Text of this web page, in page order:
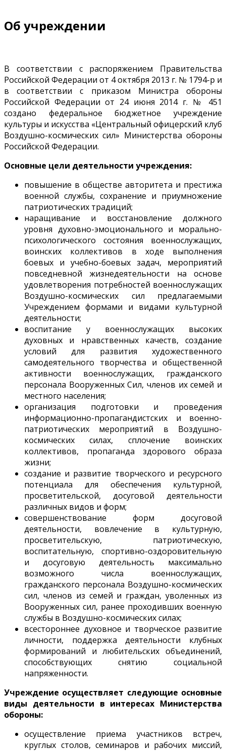
Об учреждении
В соответствии с распоряжением Правительства
Российской Федерации от 4 октября 2013 г. № 1794-р и
в соответствии с приказом Министра обороны
Российской Федерации от 24 июня 2014 г. № 451
создано федеральное бюджетное учреждение
культуры и искусства «Центральный офицерский клуб
Воздушно-космических сил» Министерства обороны
Российской Федерации.
Основные цели деятельности учреждения:
повышение в обществе авторитета и престижа
военной службы, сохранение и приумножение
патриотических традиций;
наращивание и восстановление должного
уровня духовно-эмоционального и морально-
психологического состояния военнослужащих,
воинских коллективов в ходе выполнения
боевых и учебно-боевых задач, мероприятий
повседневной жизнедеятельности на основе
удовлетворения потребностей военнослужащих
Воздушно-космических сил предлагаемыми
Учреждением формами и видами культурной
деятельности;
воспитание у военнослужащих высоких
духовных и нравственных качеств, создание
условий для развития художественного
самодеятельного творчества и общественной
активности военнослужащих, гражданского
персонала Вооруженных Сил, членов их семей и
местного населения;
организация подготовки и проведения
информационно-пропагандистских и военно-
патриотических мероприятий в Воздушно-
космических силах, сплочение воинских
коллективов, пропаганда здорового образа
жизни;
создание и развитие творческого и ресурсного
потенциала для обеспечения культурной,
просветительской, досуговой деятельности
различных видов и форм;
совершенствование форм досуговой
деятельности, вовлечение в культурную,
просветительскую, патриотическую,
воспитательную, спортивно-оздоровительную
и досуговую деятельность максимально
возможного числа военнослужащих,
гражданского персонала Воздушно-космических
сил, членов из семей и граждан, уволенных из
Вооруженных сил, ранее проходивших военную
службы в Воздушно-космических силах;
всестороннее духовное и творческое развитие
личности, поддержка деятельности клубных
формирований и любительских объединений,
способствующих снятию социальной
напряженности.
Учреждение осуществляет следующие основные
виды деятельности в интересах Министерства
обороны:
осуществление приема участников встреч,
круглых столов, семинаров и рабочих миссий,